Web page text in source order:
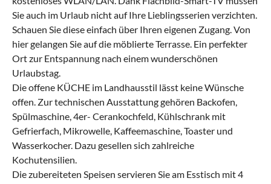
Sie auch im Urlaub nicht auf Ihre Lieblingsserien verzichten.
Schauen Sie diese einfach über Ihren eigenen Zugang. Von
hier gelangen Sie auf die möblierte Terrasse. Ein perfekter
Ort zur Entspannung nach einem wunderschönen
Urlaubstag.
Die offene KÜCHE im Landhausstil lässt keine Wünsche
offen. Zur technischen Ausstattung gehören Backofen,
Spülmaschine, 4er- Cerankochfeld, Kühlschrank mit
Gefrierfach, Mikrowelle, Kaffeemaschine, Toaster und
Wasserkocher. Dazu gesellen sich zahlreiche
Kochutensilien.
Die zubereiteten Speisen servieren Sie am Esstisch mit 4